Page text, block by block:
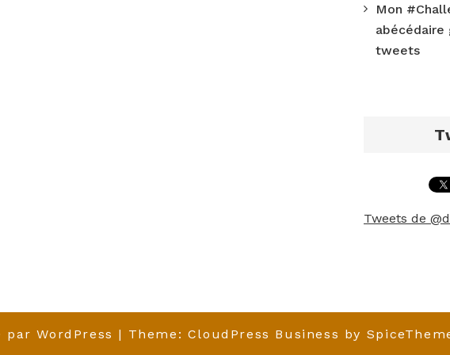
Mon
abécédaire
tweets
Tweets de
parWordPress | Theme: CloudPress Business by